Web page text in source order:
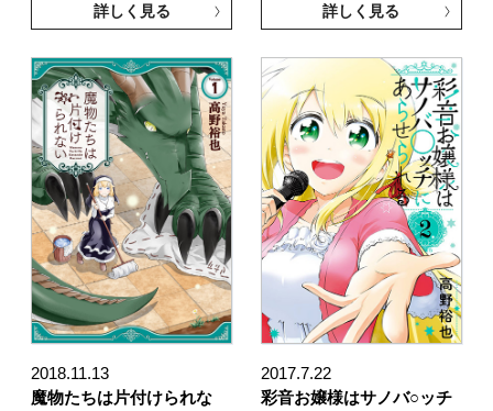
詳しく見る 詳しく見る
2018.11.13
魔物たちは片付けられな
2017.7.22
彩音お嬢様はサノバ○ッチ